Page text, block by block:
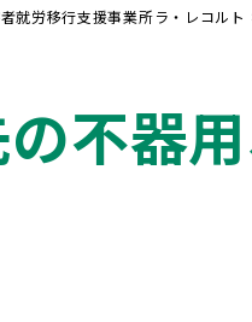
就労移行支援事業所ラ・レコルト
不器